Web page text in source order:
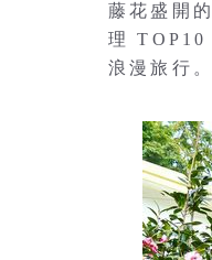
藤花盛開
理 TOP10
浪漫旅行。